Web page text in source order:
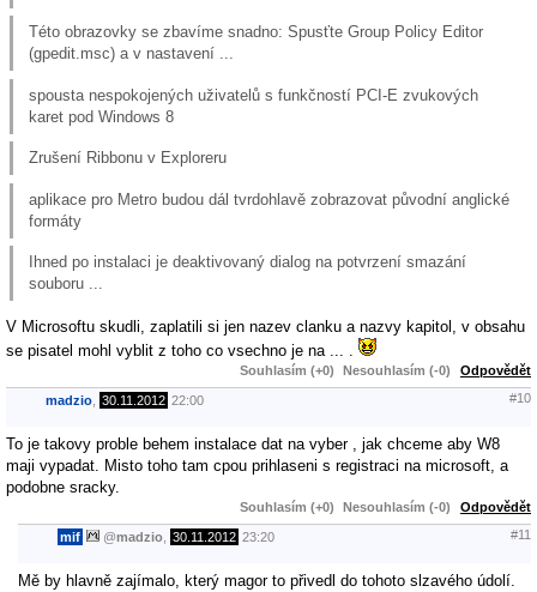
Této obrazovky se zbavíme snadno: Spusťte Group Policy Editor
(gpedit.msc) a v nastavení ...
spousta nespokojených uživatelů s funkčností PCI-E zvukových
karet pod Windows 8
Zrušení Ribbonu v Exploreru
aplikace pro Metro budou dál tvrdohlavě zobrazovat původní anglické
formáty
Ihned po instalaci je deaktivovaný dialog na potvrzení smazání
souboru ...
V Microsoftu skudli, zaplatili si jen nazev clanku a nazvy kapitol, v obsahu
se pisatel mohl vyblit z toho co vsechno je na ... .
Souhlasím (+0) Nesouhlasím (-0) Odpovědět
madzio 30.11.2012 22:00 #10
To je takovy proble behem instalace dat na vyber , jak chceme aby W8
maji vypadat. Misto toho tam cpou prihlaseni s registraci na microsoft, a
podobne sracky.
Souhlasím (+0) Nesouhlasím (-0) Odpovědět
mif @madzio 30.11.2012 23:20 #11
Mě by hlavně zajímalo, který magor to přivedl do tohoto slzavého údolí.